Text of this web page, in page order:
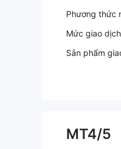
Phương thức
Mức giao
Sản phẩm
MT4/5